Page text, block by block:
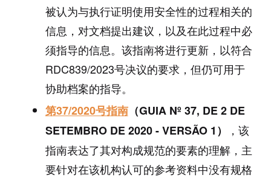
被认为与执行证明使用安全性的过程相关的
信息，对文档提出建议，以及在此过程中必
须指导的信息。该指南将进行更新，以符合
RDC839/2023号决议的要求，但仍可用于
协助档案的指导。
第37/2020号指南（GUIA Nº 37, DE 2 DE
SETEMBRO DE 2020 - VERSÃO 1）
，该
指南表达了其对构成规范的要素的理解，主
要针对在该机构认可的参考资料中没有规格